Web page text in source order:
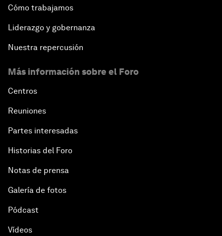
Cómo trabajamos
Liderazgo y gobernanza
Nuestra repercusión
Más información sobre el Foro
Centros
Reuniones
Partes interesadas
Historias del Foro
Notas de prensa
Galería de fotos
Pódcast
Vídeos